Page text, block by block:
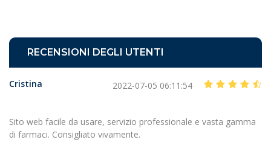
RECENSIONI DEGLI UTENTI
Cristina 2022-07-05 06:11:54
Sito web facile da usare, servizio professionale e vasta gamma
di farmaci. Consigliato vivamente.